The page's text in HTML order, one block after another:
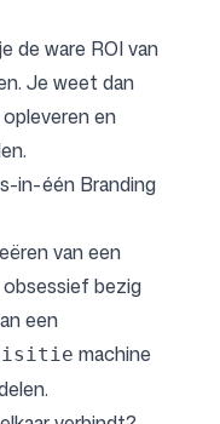
de ware ROI van
Je weet dan
en
in-één Branding
van een
bezig
een
machine